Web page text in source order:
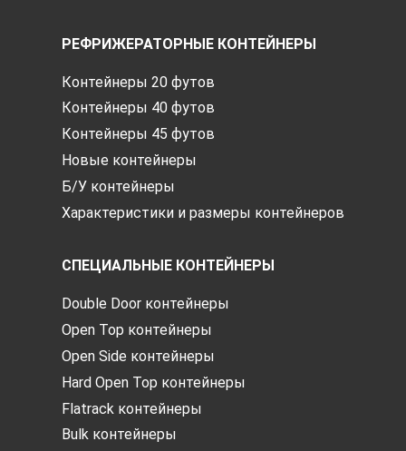
РЕФРИЖЕРАТОРНЫЕ КОНТЕЙНЕРЫ
Контейнеры 20 футов
Контейнеры 40 футов
Контейнеры 45 футов
Новые контейнеры
Б/У контейнеры
Характеристики и размеры контейнеров
СПЕЦИАЛЬНЫЕ КОНТЕЙНЕРЫ
Double Door контейнеры
Open Top контейнеры
Open Side контейнеры
Hard Open Top контейнеры
Flatrack контейнеры
Bulk контейнеры